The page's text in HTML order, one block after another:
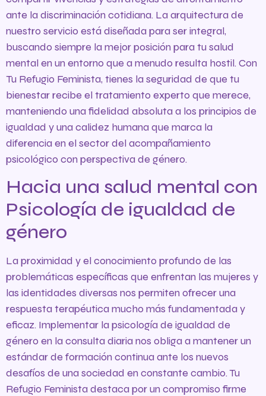
ante la discriminación cotidiana. La arquitectura de
nuestro servicio está diseñada para ser integral,
buscando siempre la mejor posición para tu salud
mental en un entorno que a menudo resulta hostil. Con
Tu Refugio Feminista, tienes la seguridad de que tu
bienestar recibe el tratamiento experto que merece,
manteniendo una fidelidad absoluta a los principios de
igualdad y una calidez humana que marca la
diferencia en el sector del acompañamiento
psicológico con perspectiva de género.
Hacia una salud mental con
Psicología de igualdad de
género
La proximidad y el conocimiento profundo de las
problemáticas específicas que enfrentan las mujeres y
las identidades diversas nos permiten ofrecer una
respuesta terapéutica mucho más fundamentada y
eficaz. Implementar la psicología de igualdad de
género en la consulta diaria nos obliga a mantener un
estándar de formación continua ante los nuevos
desafíos de una sociedad en constante cambio. Tu
Refugio Feminista destaca por un compromiso firme